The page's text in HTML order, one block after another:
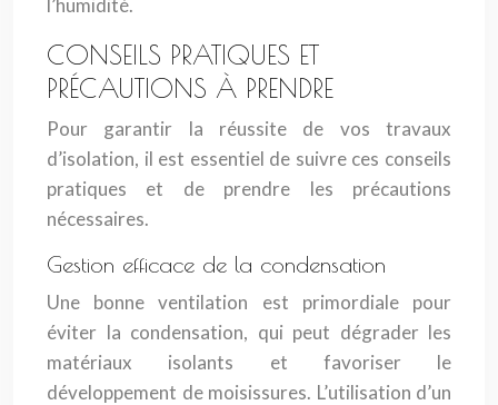
l’humidité.
CONSEILS PRATIQUES ET
PRÉCAUTIONS À PRENDRE
Pour garantir la réussite de vos travaux
d’isolation, il est essentiel de suivre ces conseils
pratiques et de prendre les précautions
nécessaires.
Gestion efficace de la condensation
Une bonne ventilation est primordiale pour
éviter la condensation, qui peut dégrader les
matériaux isolants et favoriser le
développement de moisissures. L’utilisation d’un